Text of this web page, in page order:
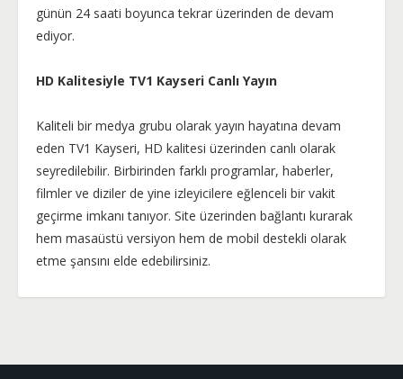
günün 24 saati boyunca tekrar üzerinden de devam
ediyor.
HD Kalitesiyle TV1 Kayseri Canlı Yayın
Kaliteli bir medya grubu olarak yayın hayatına devam
eden TV1 Kayseri, HD kalitesi üzerinden canlı olarak
seyredilebilir. Birbirinden farklı programlar, haberler,
filmler ve diziler de yine izleyicilere eğlenceli bir vakit
geçirme imkanı tanıyor. Site üzerinden bağlantı kurarak
hem masaüstü versiyon hem de mobil destekli olarak
etme şansını elde edebilirsiniz.